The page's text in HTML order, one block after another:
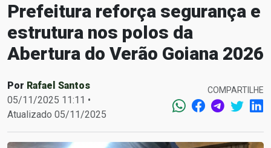
Prefeitura reforça segurança e
estrutura nos polos da
Abertura do Verão Goiana 2026
Por Rafael Santos
05/11/2025 11:11 •
Atualizado 05/11/2025
COMPARTILHE